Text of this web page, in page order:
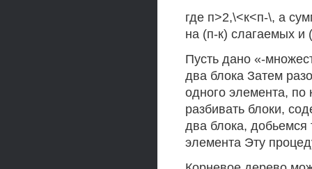
где п>2,\<к<п-\, а
на (п-к) слагаемых и
Пусть дано «-
два блока Затем
одного элемента,
разбивать блоки,
два блока, добьемся
элемента Эту